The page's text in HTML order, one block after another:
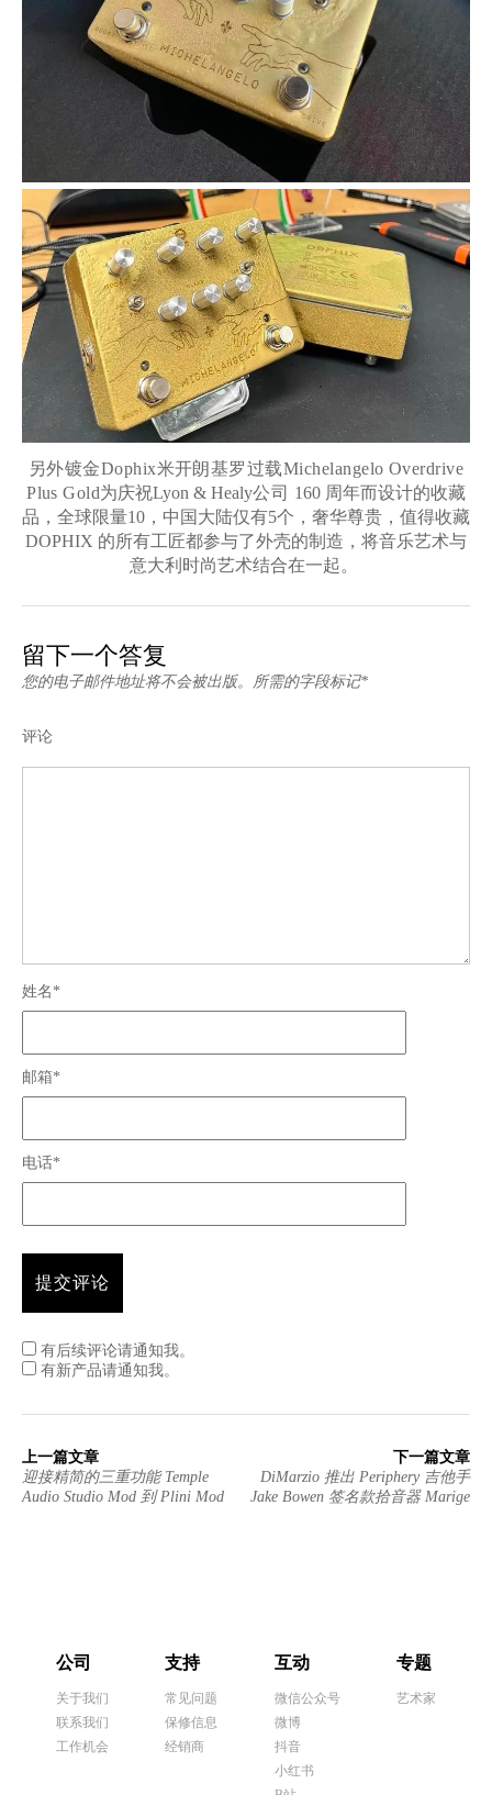
另外镀金Dophix米开朗基罗过载Michelangelo Overdrive
Plus Gold为庆祝Lyon & Healy公司 160 周年而设计的收藏
品，全球限量10 ，中国大陆仅有5个，奢华尊贵，值得收藏
DOPHIX 的所有工匠都参与了外壳的制造，将音乐艺术与
意大利时尚艺术结合在一起。
留下一个答复
您的电子邮件地址将不会被出版。所需的字段标记*
评论
姓名*
邮箱*
电话*
有后续评论请通知我。
有新产品请通知我。
上一篇文章
迎接精简的三重功能 Temple
Audio Studio Mod 到 Plini Mod
下一篇文章
DiMarzio 推出 Periphery 吉他手
Jake Bowen 签名款拾音器 Marige
公司
关于我们
联系我们
工作机会
支持
常见问题
保修信息
经销商
互动
微信公众号
微博
抖音
小红书
专题
艺术家